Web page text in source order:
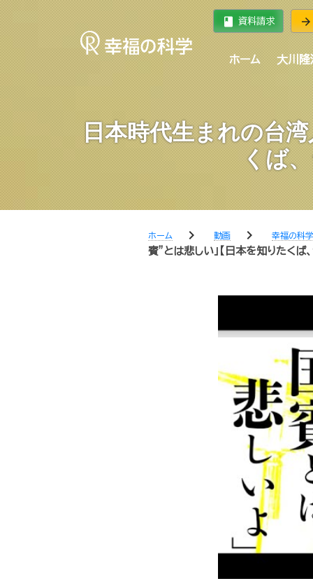
book 資料請求 arrow_forward
ホーム 大川隆
日本時代生まれの台
くば
ホーム chevron_right 動画 chevron_right 幸福の科
賓”とは悲しい」【日本を知りたく